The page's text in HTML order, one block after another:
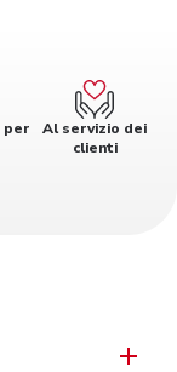
per
Al servizio dei
clienti